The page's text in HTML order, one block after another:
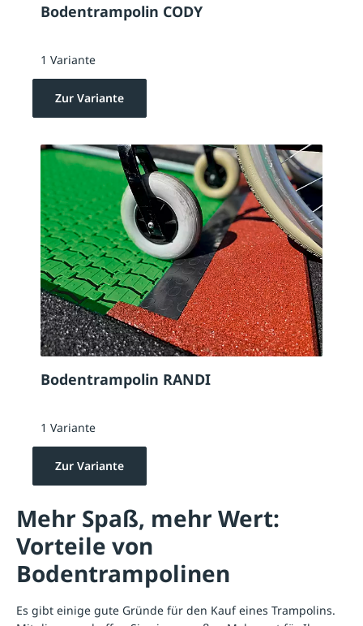
Bodentrampolin CODY
1 Variante
Zur Variante
Bodentrampolin RANDI
1 Variante
Zur Variante
Mehr Spaß, mehr Wert:
Vorteile von
Bodentrampolinen
Es gibt einige gute Gründe für den Kauf eines Trampolins.